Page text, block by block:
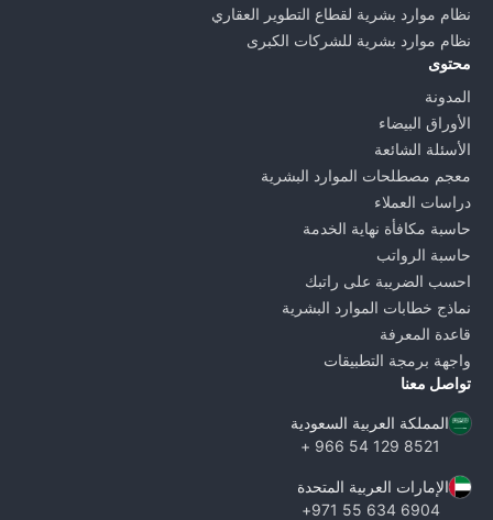
نظام موارد بشرية لقطاع التطوير العقاري
نظام موارد بشرية للشركات الكبرى
محتوى
المدونة
الأوراق البيضاء
الأسئلة الشائعة
معجم مصطلحات الموارد البشرية
دراسات العملاء
حاسبة مكافأة نهاية الخدمة
حاسبة الرواتب
احسب الضريبة على راتبك
نماذج خطابات الموارد البشرية
قاعدة المعرفة
واجهة برمجة التطبيقات
تواصل معنا
المملكة العربية السعودية
8521 129 54 966 +
الإمارات العربية المتحدة
6904 634 55 971+